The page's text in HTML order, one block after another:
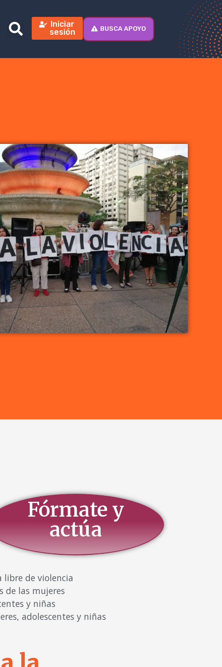
Iniciar
sesión
BUSCA APOYO
Fórmate y
actúa
libre de violencia
de las mujeres
y niñas
adolescentes y niñas